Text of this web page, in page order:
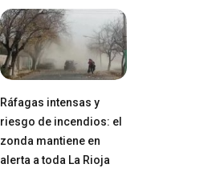
Ráfagas intensas y
riesgo de incendios: el
zonda mantiene en
alerta a toda La Rioja